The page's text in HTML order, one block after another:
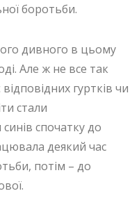
боротьби.
дивного в цьому
Але ж не все так
гуртків чи
стали
спочатку до
деякий час
потім – до